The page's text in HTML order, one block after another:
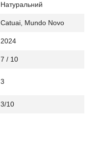
Натуральний
Catuai, Mundo Novo
2024
7 / 10
3
3/10